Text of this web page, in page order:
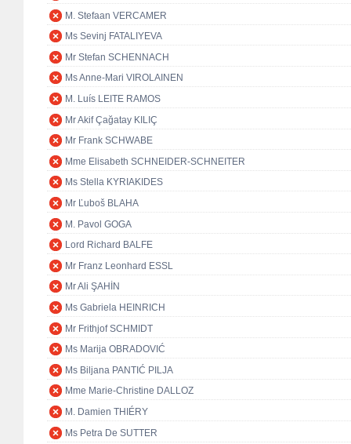
M. Stefaan VERCAMER
Ms Sevinj FATALIYEVA
Mr Stefan SCHENNACH
Ms Anne-Mari VIROLAINEN
M. Luís LEITE RAMOS
Mr Akif Çağatay KILIÇ
Mr Frank SCHWABE
Mme Elisabeth SCHNEIDER-SCHNEITER
Ms Stella KYRIAKIDES
Mr Ľuboš BLAHA
M. Pavol GOGA
Lord Richard BALFE
Mr Franz Leonhard ESSL
Mr Ali ŞAHİN
Ms Gabriela HEINRICH
Mr Frithjof SCHMIDT
Ms Marija OBRADOVIĆ
Ms Biljana PANTIĆ PILJA
Mme Marie-Christine DALLOZ
M. Damien THIÉRY
Ms Petra De SUTTER